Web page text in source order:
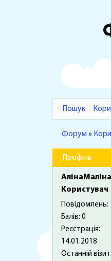
Пошук
Форум »
Профіль
АлінаМаліна
Користувач
Повідомлень:
Балів: 0
Реєстрація:
14.01.2018
Останній візит: